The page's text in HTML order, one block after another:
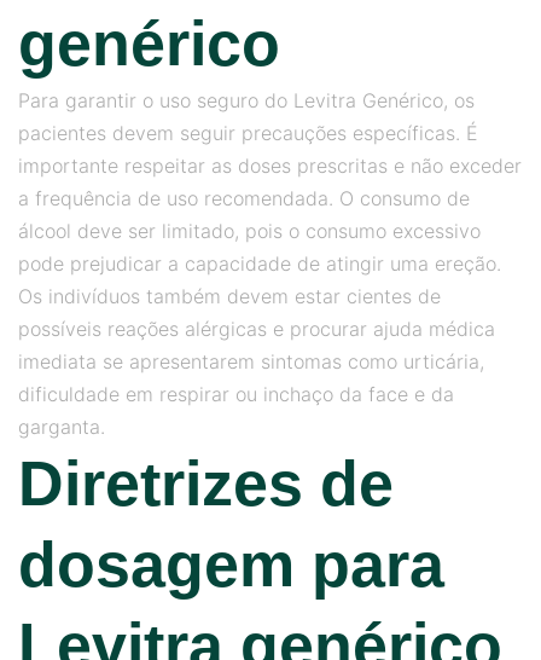
genérico
Para garantir o uso seguro do Levitra Genérico, os
pacientes devem seguir precauções específicas. É
importante respeitar as doses prescritas e não exceder
a frequência de uso recomendada. O consumo de
álcool deve ser limitado, pois o consumo excessivo
pode prejudicar a capacidade de atingir uma ereção.
Os indivíduos também devem estar cientes de
possíveis reações alérgicas e procurar ajuda médica
imediata se apresentarem sintomas como urticária,
dificuldade em respirar ou inchaço da face e da
garganta.
Diretrizes de
dosagem para
Levitra genérico